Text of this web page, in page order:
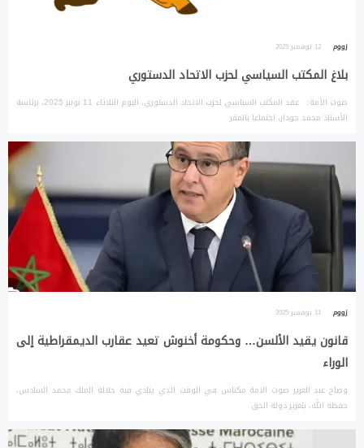
زووم 12 نوفمبر 2025
بلاغ المكتب السياسي لحزب الاتحاد الدستوري
صوت الأمة: عقد المكتب السياسي لحزب الاتحاد الدستوري، اليوم الثلاثاء 11 نونبر 2025، برئاسة
الأستاذ محمد جودار، اجتماعا بالمقر
زووم 11 نوفمبر 2025
قانون يقيد الألسن… وحكومة أخنوش تعيد عقارب الديمقراطية إلى
الوراء
وضاح عبد العزيز صوت الامة مكناس في الوقت الذي ينادي فيه جلالة الملك محمد السادس،
حفظه الله، بتعزيز دولة الحق